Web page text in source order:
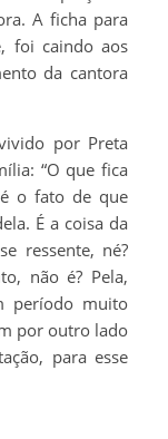
A ficha para
foi caindo aos
da cantora
por Preta
“O que fica
o fato de que
É a coisa da
ressente, né?
não é? Pela,
período muito
por outro lado
para esse